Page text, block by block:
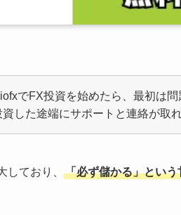
でFX投資を始めたら、最初は
した途端にサポートと連絡が取
しており、
「必ず儲かる」とい